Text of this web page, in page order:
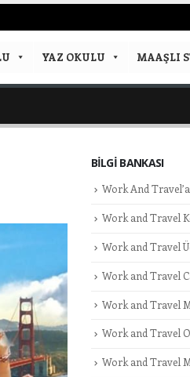
YAZ OKULU MAAŞLI
BILGI BANKASI
Work And
Work and Travel
Work and Travel
Work and Travel
Work and Travel
Work and Travel
Work and Travel